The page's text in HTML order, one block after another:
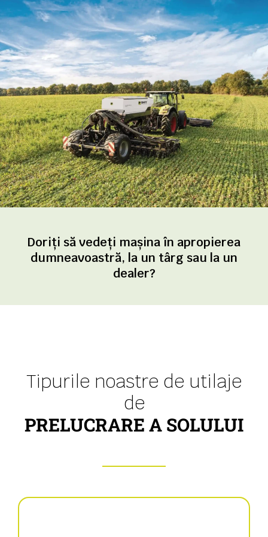
Doriți să vedeți mașina în apropierea
dumneavoastră, la un târg sau la un
dealer?
Tipurile noastre de utilaje
de
PRELUCRARE A SOLULUI